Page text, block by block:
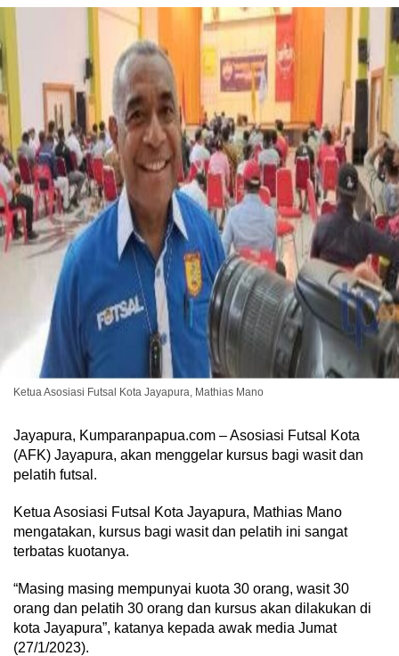
Ketua Asosiasi Futsal Kota Jayapura, Mathias Mano
Jayapura, Kumparanpapua.com – Asosiasi Futsal Kota
(AFK) Jayapura, akan menggelar kursus bagi wasit dan
pelatih futsal.
Ketua Asosiasi Futsal Kota Jayapura, Mathias Mano
mengatakan, kursus bagi wasit dan pelatih ini sangat
terbatas kuotanya.
“Masing masing mempunyai kuota 30 orang, wasit 30
orang dan pelatih 30 orang dan kursus akan dilakukan di
kota Jayapura”, katanya kepada awak media Jumat
(27/1/2023).